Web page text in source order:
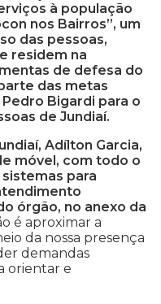
à população
nos Bairros”, um
das pessoas,
residem na
de defesa do
das metas
Bigardi para o
de Jundiaí.
Adílton Garcia,
móvel, com todo o
para
órgão, no anexo da
é aproximar a
da nossa presença
demandas
orientar e